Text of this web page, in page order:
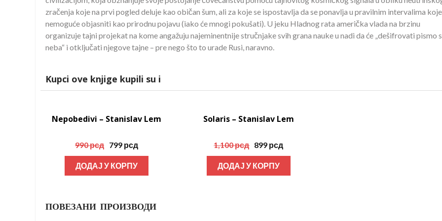
zračenja koje na prvi pogled deluje kao običan šum, ali za koje se ispostavlja da se ponavlja u pravilnim intervalima
nemoguće objasniti kao prirodnu pojavu (iako će mnogi pokušati). U jeku Hladnog rata američka vlada na brzinu
organizuje tajni projekat na kome angažuju najeminentnije stručnjake svih grana nauke u nadi da će „dešifrovati pismo
neba“ i otključati njegove tajne – pre nego što to urade Rusi, naravno.
Kupci ove knjige kupili su i
Акција!
Nepobedivi – Stanislav Lem
990рсд
Оригинална
цена
је
била:
799 рсд
цена
799 рсд.
ДОДАЈ У КОРПУ
Акција!
Solaris – Stanislav Lem
1,100рсд
Оригинална
цена
је
била:
899 рсд
цена
899 рсд.
ДОДАЈ У КОРПУ
ПОВЕЗАНИ ПРОИЗВОДИ